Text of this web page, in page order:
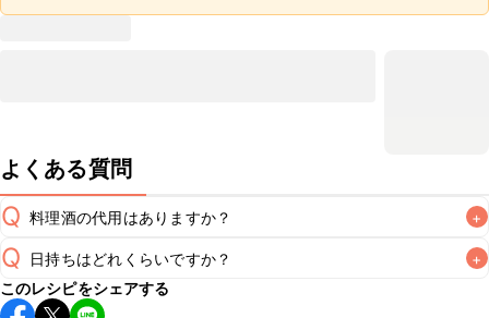
よくある質問
Q 料理酒の代用はありますか？ +
A
Q 日持ちはどれくらいですか？ +
保存期間は冷蔵で翌日中が目安です。なるべくお早めにお召
このレシピをシェアする